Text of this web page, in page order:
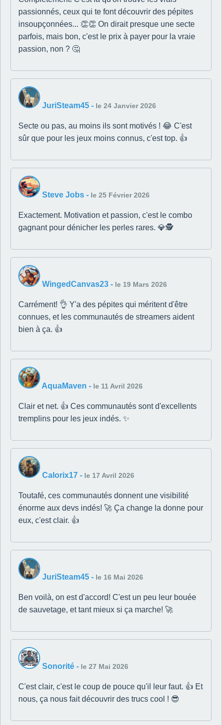
passionnés, ceux qui te font découvrir des pépites
insoupçonnées... 👏👏 On dirait presque une secte
parfois, mais bon, c'est le prix à payer pour la vraie
passion, non ? 🤔
JuriSteam45 - le 24 Janvier 2026
Secte ou pas, au moins ils sont motivés ! 😂 C'est
sûr que pour les jeux moins connus, c'est top. 👍
Steve Jobs - le 25 Février 2026
Exactement. Motivation et passion, c'est le combo
gagnant pour dénicher les perles rares. 💎🕵️
WingedCanvas23 - le 19 Mars 2026
Carrément! 👌 Y'a des pépites qui méritent d'être
connues, et les communautés de streamers aident
bien à ça. 👍
AquaMaven - le 11 Avril 2026
Clair et net. 👍 Ces communautés sont d'excellents
tremplins pour les jeux indés. ✨
Calorix17 - le 17 Avril 2026
Toutafé, ces communautés donnent une visibilité
énorme aux devs indés! 🚀 Ça change la donne pour
eux, c'est clair. 👍
JuriSteam45 - le 16 Mai 2026
Ben voilà, on est d'accord! C'est un peu leur bouée
de sauvetage, et tant mieux si ça marche! 🚀
Sonorité - le 27 Mai 2026
C'est clair, c'est le coup de pouce qu'il leur faut. 👍 Et
nous, ça nous fait découvrir des trucs cool ! 😎